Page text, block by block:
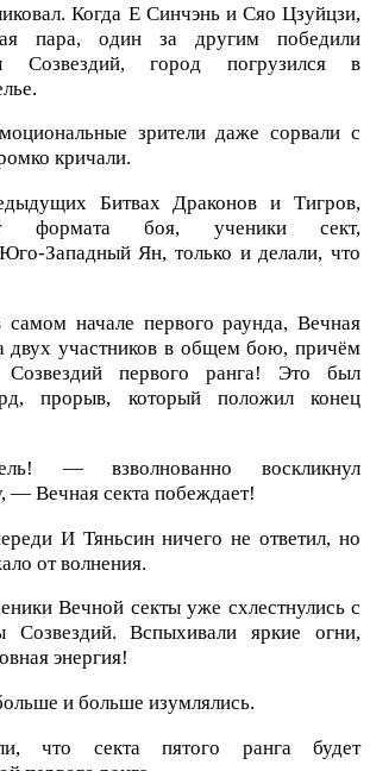
Когда Е Синчэнь и Сяо Цзуйцзи,
пара, один за другим победили
Созвездий, город погрузился в
зрители даже сорвали с
кричали.
Битвах Драконов и Тигров,
формата боя, ученики сект,
Западный Ян, только и делали, что
начале первого раунда, Вечная
двух участников в общем бою, причём
Созвездий первого ранга! Это был
прорыв, который положил конец
— взволнованно воскликнул
— Вечная секта побеждает!
И Тяньсин ничего не ответил, но
от волнения.
Вечной секты уже схлестнулись с
Созвездий. Вспыхивали яркие огни,
энергия!
и больше изумлялись.
что секта пятого ранга будет